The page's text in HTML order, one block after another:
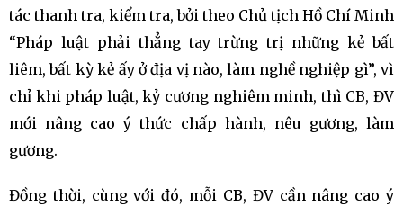
tác thanh tra, kiểm tra, bởi theo Chủ tịch Hồ Chí Minh
“Pháp luật phải thẳng tay trừng trị những kẻ bất
liêm, bất kỳ kẻ ấy ở địa vị nào, làm nghề nghiệp gì”, vì
chỉ khi pháp luật, kỷ cương nghiêm minh, thì CB, ĐV
mới nâng cao ý thức chấp hành, nêu gương, làm
gương.
Đồng thời, cùng với đó, mỗi CB, ĐV cần nâng cao ý